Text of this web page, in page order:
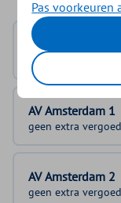
Basisverzekering
geen vergoeding
AV Amsterdam 1
geen extra
AV Amsterdam 2
geen extra
Pas voorkeuren